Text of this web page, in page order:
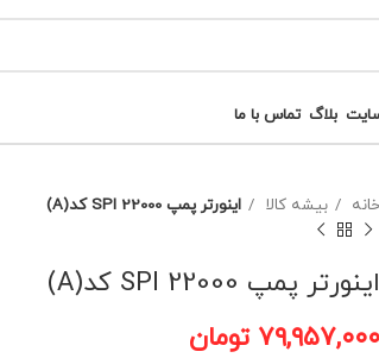
بلاگ تماس با ما
خانه بیشه کالا اینورتر پمپ SPI 22000 کد(A)
اینورتر پمپ SPI 22000 کد(A)
۷۹,۹۵۷,۰۰۰ تومان